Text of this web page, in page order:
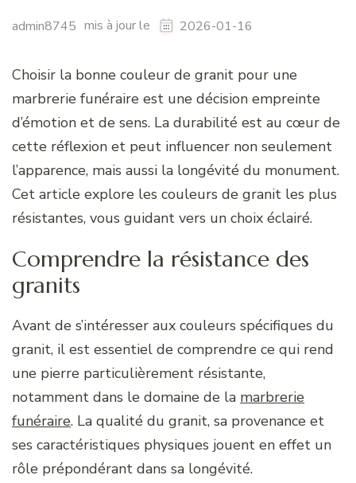
admin8745 mis à jour le 2026-01-16
Choisir la bonne couleur de granit pour une
marbrerie funéraire est une décision empreinte
d’émotion et de sens. La durabilité est au cœur de
cette réflexion et peut influencer non seulement
l’apparence, mais aussi la longévité du monument.
Cet article explore les couleurs de granit les plus
résistantes, vous guidant vers un choix éclairé.
Comprendre la résistance des
granits
Avant de s’intéresser aux couleurs spécifiques du
granit, il est essentiel de comprendre ce qui rend
une pierre particulièrement résistante,
notamment dans le domaine de la marbrerie
funéraire. La qualité du granit, sa provenance et
ses caractéristiques physiques jouent en effet un
rôle prépondérant dans sa longévité.